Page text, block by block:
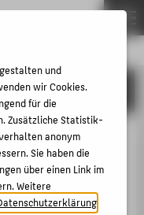
und
wir Cookies.
für die
Zusätzliche Statistik-
anonym
Sie haben die
über einen Link im
Weitere